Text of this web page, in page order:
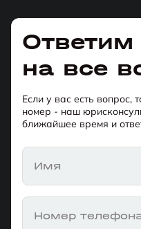
Ответим
на все
Если у вас есть вопрос,
номер - наш
ближайшее время и
Имя
Номер